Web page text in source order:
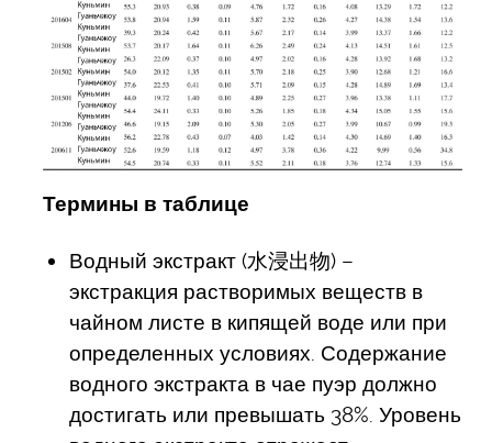
Термины в таблице
Водный экстракт (水浸出物) –
экстракция растворимых веществ в
чайном листе в кипящей воде или при
определенных условиях. Содержание
водного экстракта в чае пуэр должно
достигать или превышать 38%. Уровень